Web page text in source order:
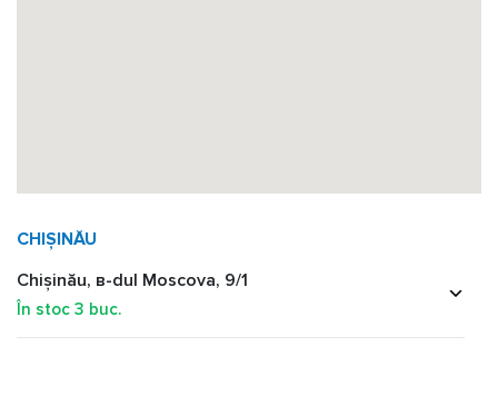
CHIȘINĂU
Chișinău, в-dul Moscova, 9/1
În stoc 3 buc.